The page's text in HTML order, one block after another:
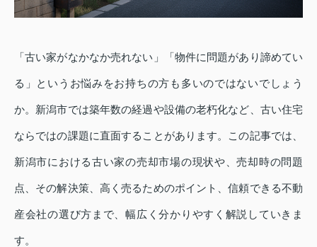
「古い家がなかなか売れない」「物件に問題があり諦めてい
る」というお悩みをお持ちの方も多いのではないでしょう
か。新潟市では築年数の経過や設備の老朽化など、古い住宅
ならではの課題に直面することがあります。この記事では、
新潟市における古い家の売却市場の現状や、売却時の問題
点、その解決策、高く売るためのポイント、信頼できる不動
産会社の選び方まで、幅広く分かりやすく解説していきま
す。